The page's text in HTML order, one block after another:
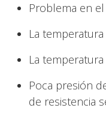
Problema en
La
La
Poca presión
de resistencia